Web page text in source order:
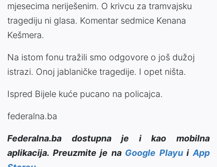
mjesecima neriješenim. O krivcu za tramvajsku
tragediju ni glasa. Komentar sedmice Kenana
Kešmera.
Na istom fonu tražili smo odgovore o još dužoj
istrazi. Onoj jablaničke tragedije. I opet ništa.
Ispred Bijele kuće pucano na policajca.
federalna.ba
Federalna.ba dostupna je i kao mobilna
aplikacija. Preuzmite je na Google PlayuiApp